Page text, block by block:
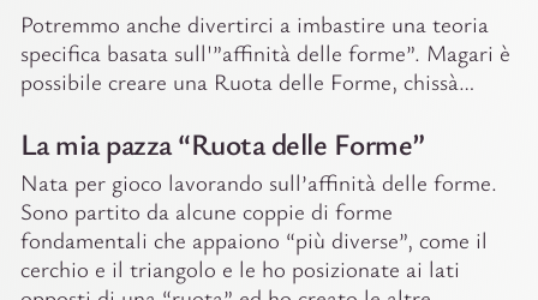
Potremmo anche divertirci a imbastire una teoria
specifica basata sull'”affinità delle forme”. Magari è
possibile creare una Ruota delle Forme, chissà…
La mia pazza “Ruota delle Forme”
Nata per gioco lavorando sull’affinità delle forme.
Sono partito da alcune coppie di forme
fondamentali che appaiono “più diverse”, come il
cerchio e il triangolo e le ho posizionate ai lati